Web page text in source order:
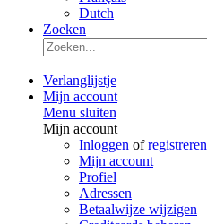
Dutch
Zoeken
Verlanglijstje
Mijn account
Menu sluiten
Mijn account
Inloggen ofregistreren
Mijn account
Profiel
Adressen
Betaalwijze wijzigen